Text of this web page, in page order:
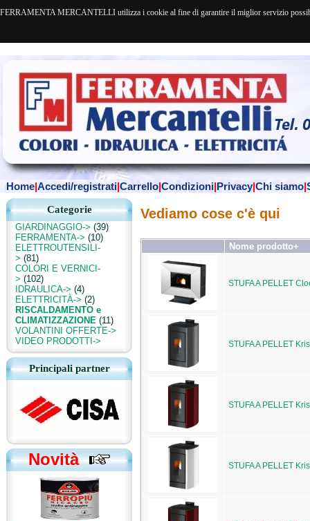
FERRAMENTA MERCANTELLI utilizza i cookie al fine di garantire il miglior servizio
Home|Accedi/registrati|Carrello|Condizioni|Privacy|Chi siamo|
Categorie
GIARDINAGGIO-> (39)
FERRAMENTA-> (10)
ELETTROUTENSILI-
> (81)
COLORI E VERNICI-
> (102)
IDRAULICA-> (4)
ELETTRICITÀ-> (2)
RISCALDAMENTO e
CLIMATIZZAZIONE (11)
VOLANTINI OFFERTE->
VIDEO PRODOTTI->
Principali partner
Novità
Vediamo cose c'è qui
Nome prodotto+
STUFA A PELLET
STUFA A PELLET
STUFA A PELLET
STUFA A PELLET